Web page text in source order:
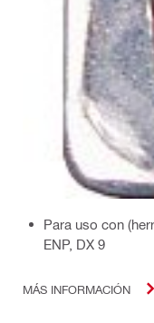
Para uso con
ENP, DX 9
MÁS INFORMACIÓN